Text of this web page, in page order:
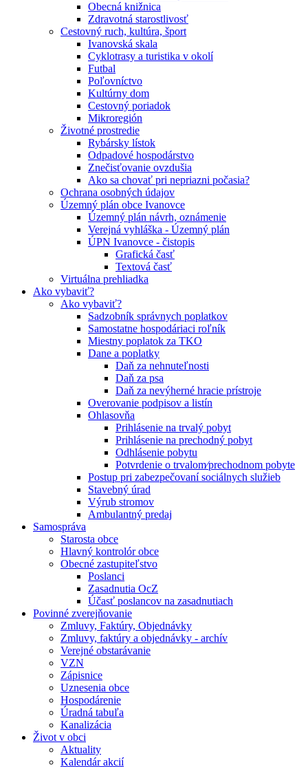
Obecná knižnica
Zdravotná starostlivosť
Cestovný ruch, kultúra, šport
Ivanovská skala
Cyklotrasy a turistika v okolí
Futbal
Poľovníctvo
Kultúrny dom
Cestovný poriadok
Mikroregión
Životné prostredie
Rybársky lístok
Odpadové hospodárstvo
Znečisťovanie ovzdušia
Ako sa chovať pri nepriazni počasia?
Ochrana osobných údajov
Územný plán obce Ivanovce
Územný plán návrh, oznámenie
Verejná vyhláška - Územný plán
ÚPN Ivanovce - čistopis
Grafická časť
Textová časť
Virtuálna prehliadka
Ako vybaviť?
Ako vybaviť?
Sadzobník správnych poplatkov
Samostatne hospodáriaci roľník
Miestny poplatok za TKO
Dane a poplatky
Daň za nehnuteľnosti
Daň za psa
Daň za nevýherné hracie prístroje
Overovanie podpisov a listín
Ohlasovňa
Prihlásenie na trvalý pobyt
Prihlásenie na prechodný pobyt
Odhlásenie pobytu
Potvrdenie o trvalom⁄prechodnom pobyte
Postup pri zabezpečovaní sociálnych služieb
Stavebný úrad
Výrub stromov
Ambulantný predaj
Samospráva
Starosta obce
Hlavný kontrolór obce
Obecné zastupiteľstvo
Poslanci
Zasadnutia OcZ
Účasť poslancov na zasadnutiach
Povinné zverejňovanie
Zmluvy, Faktúry, Objednávky
Zmluvy, faktúry a objednávky - archív
Verejné obstarávanie
VZN
Zápisnice
Uznesenia obce
Hospodárenie
Úradná tabuľa
Kanalizácia
Život v obci
Aktuality
Kalendár akcií